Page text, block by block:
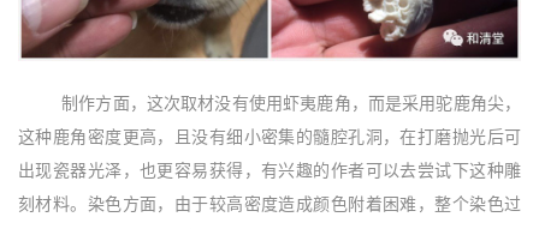
制作方面，这次取材没有使用虾夷鹿角，而是采用驼鹿角尖，
这种鹿角密度更高，且没有细小密集的髓腔孔洞，在打磨抛光后可
出现瓷器光泽，也更容易获得，有兴趣的作者可以去尝试下这种雕
刻材料。染色方面，由于较高密度造成颜色附着困难，整个染色过